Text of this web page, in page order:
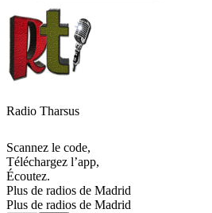
Radio Tharsus
Scannez le code,
Téléchargez l’app,
Écoutez.
Plus de radios de Madrid
Plus de radios de Madrid